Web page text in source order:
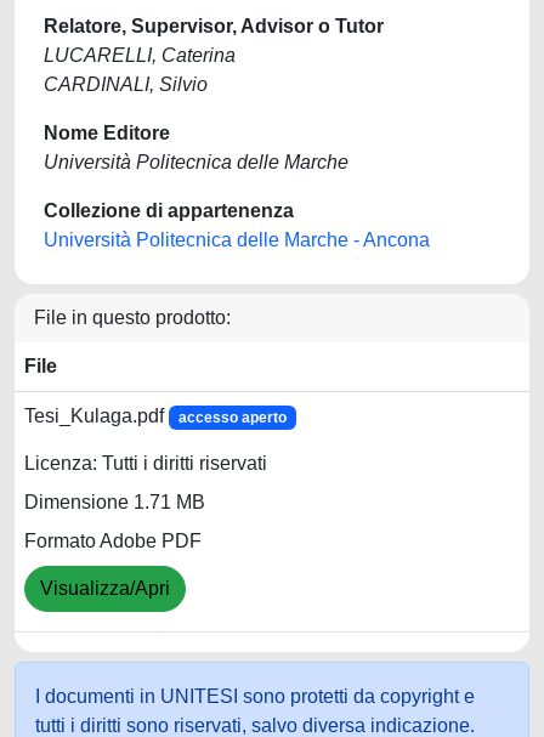
Relatore, Supervisor, Advisor o Tutor
LUCARELLI, Caterina
CARDINALI, Silvio
Nome Editore
Università Politecnica delle Marche
Collezione di appartenenza
Università Politecnica delle Marche - Ancona
File in questo prodotto:
File
Tesi_Kulaga.pdf accesso aperto
Licenza: Tutti i diritti riservati
Dimensione 1.71 MB
Formato Adobe PDF
Visualizza/Apri
I documenti in UNITESI sono protetti da copyright e
tutti i diritti sono riservati, salvo diversa indicazione.